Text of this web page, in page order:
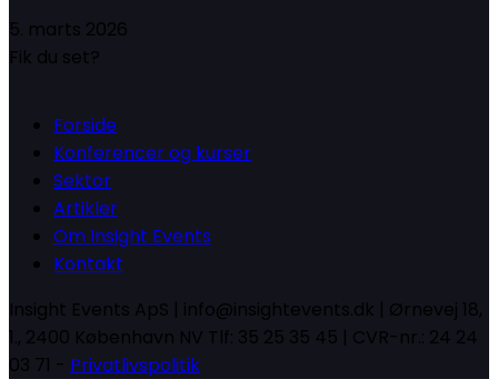
5. marts 2026
Fik du set?
Forside
Konferencer og kurser
Sektor
Artikler
Om Insight Events
Kontakt
Insight Events ApS | info@insightevents.dk | Ørnevej 18,
1., 2400 København NV Tlf: 35 25 35 45 | CVR-nr.: 24 24
03 71 - Privatlivspolitik